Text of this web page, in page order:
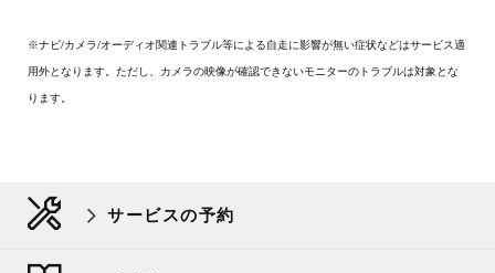
※ナビ/カメラ/オーディオ関連トラブル等による自走に影響が無い症状などはサービス適
用外となります。ただし、カメラの映像が確認できないモニターのトラブルは対象とな
ります。
サービスの予約